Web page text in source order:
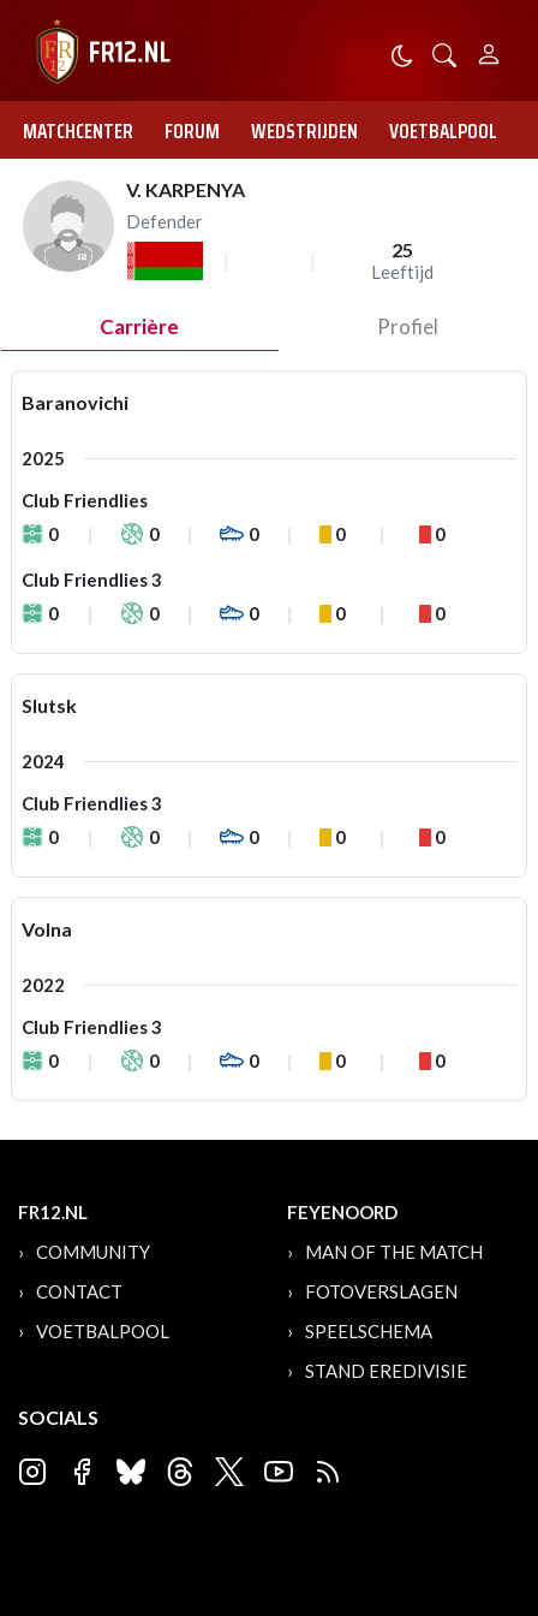
MATCHCENTER FORUM WEDSTRIJDEN VOETBALPOOL
V. KARPENYA
Defender
25
Leeftijd
Carrière Profiel
Baranovichi
2025
Club Friendlies
0
0 0 0 0
Club Friendlies 3
0
0 0 0 0
Slutsk
2024
Club Friendlies 3
0
0 0 0 0
Volna
2022
Club Friendlies 3
0
0 0 0 0
FR12.NL
COMMUNITY
CONTACT
VOETBALPOOL
FEYENOORD
MAN OF THE MATCH
FOTOVERSLAGEN
SPEELSCHEMA
STAND EREDIVISIE
SOCIALS